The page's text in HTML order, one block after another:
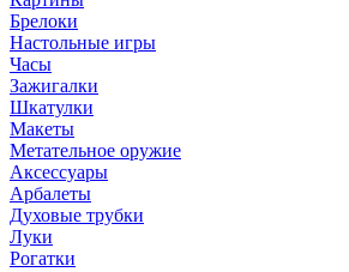
Брелоки
Настольные игры
Часы
Зажигалки
Шкатулки
Макеты
Метательное оружие
Аксессуары
Арбалеты
Духовые трубки
Луки
Рогатки